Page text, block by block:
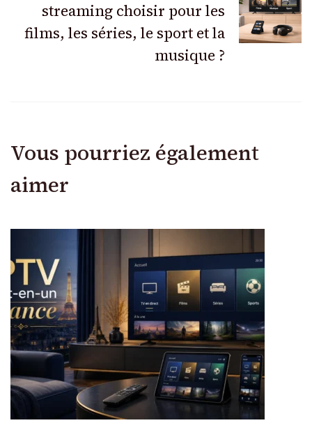
streaming choisir pour les
films, les séries, le sport et la
musique ?
Vous pourriez également
aimer